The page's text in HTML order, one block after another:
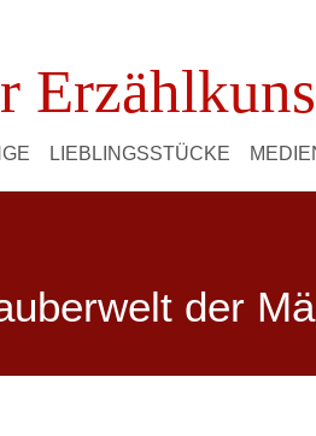
LIEBLINGSSTÜCKE
der